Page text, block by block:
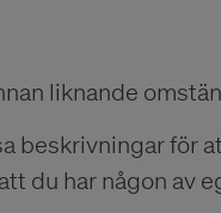
liknande
beskrivningar för
du har någon av